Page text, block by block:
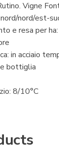
Vigne
nord/est-
e resa per
in acciaio
bottiglia
8/10°C